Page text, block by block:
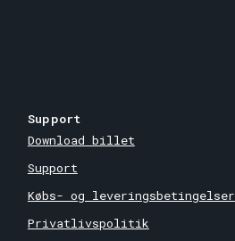
Support
Download billet
Support
Købs- og leveringsbetingelser
Privatlivspolitik